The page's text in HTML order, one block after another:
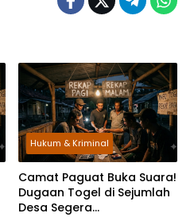
Hukum & Kriminal
Camat Paguat Buka Suara!
Dugaan Togel di Sejumlah
Desa Segera